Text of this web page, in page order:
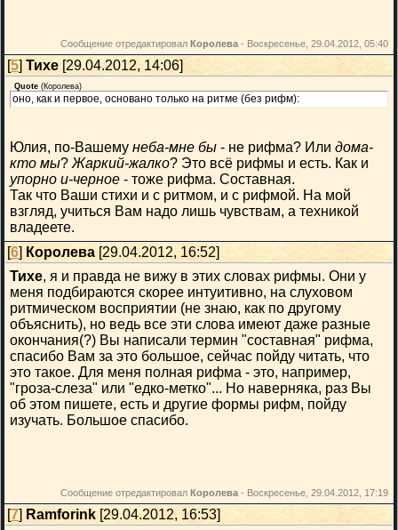
Сообщение отредактировал Королева - Воскресенье, 29.04.2012, 05:40
[5] Тихе [29.04.2012, 14:06]
Quote (Королева)
оно, как и первое, основано только на ритме (без рифм):
Юлия, по-Вашему неба-мне бы - не рифма? Или дома-
кто мы? Жаркий-жалко? Это всё рифмы и есть. Как и
упорно и-черное - тоже рифма. Составная.
Так что Ваши стихи и с ритмом, и с рифмой. На мой
взгляд, учиться Вам надо лишь чувствам, а техникой
владеете.
[6] Королева [29.04.2012, 16:52]
Тихе, я и правда не вижу в этих словах рифмы. Они у
меня подбираются скорее интуитивно, на слуховом
ритмическом восприятии (не знаю, как по другому
объяснить), но ведь все эти слова имеют даже разные
окончания(?) Вы написали термин "составная" рифма,
спасибо Вам за это большое, сейчас пойду читать, что
это такое. Для меня полная рифма - это, например,
"гроза-слеза" или "едко-метко"... Но наверняка, раз Вы
об этом пишете, есть и другие формы рифм, пойду
изучать. Большое спасибо.
Сообщение отредактировал Королева - Воскресенье, 29.04.2012, 17:19
[7] Ramforink [29.04.2012, 16:53]